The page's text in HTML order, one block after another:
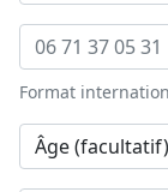
Format